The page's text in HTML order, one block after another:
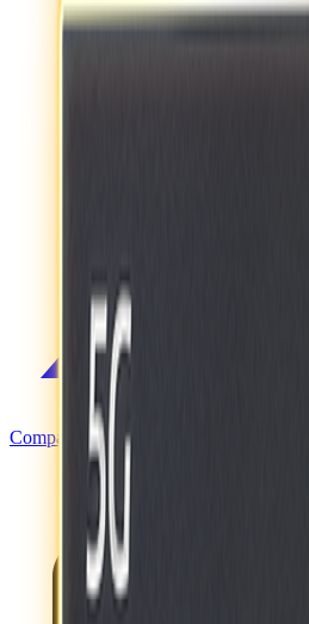
Compartir en X